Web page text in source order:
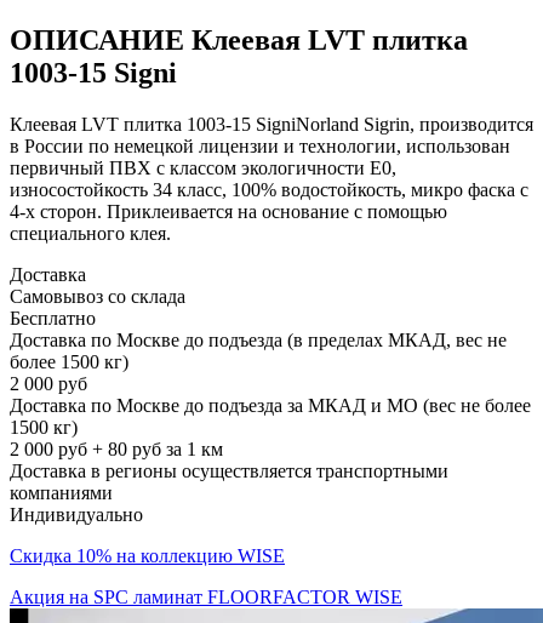
ОПИСАНИЕ Клеевая LVT плитка
1003-15 Signi
Клеевая LVT плитка 1003-15 SigniNorland Sigrin, производится
в России по немецкой лицензии и технологии, использован
первичный ПВХ с классом экологичности Е0,
износостойкость 34 класс, 100% водостойкость, микро фаска с
4-х сторон. Приклеивается на основание с помощью
специального клея.
Доставка
Самовывоз со склада
Бесплатно
Доставка по Москве до подъезда (в пределах МКАД, вес не
более 1500 кг)
2 000 руб
Доставка по Москве до подъезда за МКАД и МО (вес не более
1500 кг)
2 000 руб + 80 руб за 1 км
Доставка в регионы осуществляется транспортными
компаниями
Индивидуально
Скидка 10% на коллекцию WISE
Акция на SPC ламинат FLOORFACTOR WISE